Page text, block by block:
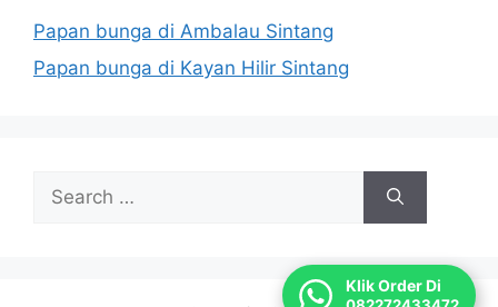
Papan bunga di Ambalau Sintang
Papan bunga di Kayan Hilir Sintang
Search
for:
Klik Order Di